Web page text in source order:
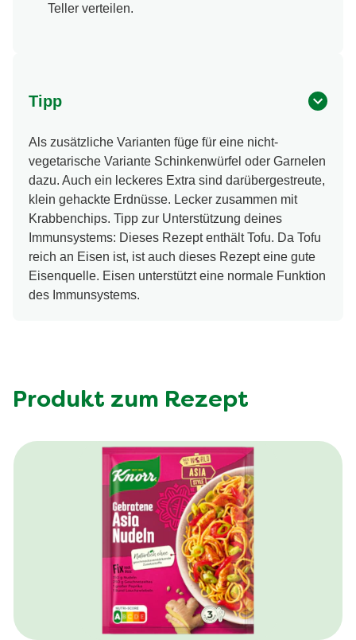
Teller verteilen.
Tipp
Als zusätzliche Varianten füge für eine nicht-
vegetarische Variante Schinkenwürfel oder Garnelen
dazu. Auch ein leckeres Extra sind darübergestreute,
klein gehackte Erdnüsse. Lecker zusammen mit
Krabbenchips. Tipp zur Unterstützung deines
Immunsystems: Dieses Rezept enthält Tofu. Da Tofu
reich an Eisen ist, ist auch dieses Rezept eine gute
Eisenquelle. Eisen unterstützt eine normale Funktion
des Immunsystems.
Produkt zum Rezept